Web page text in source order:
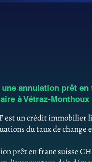
annulation prêt en
à Vétraz-Monthoux
est un crédit immobilier
du taux de change
prêt en franc suisse